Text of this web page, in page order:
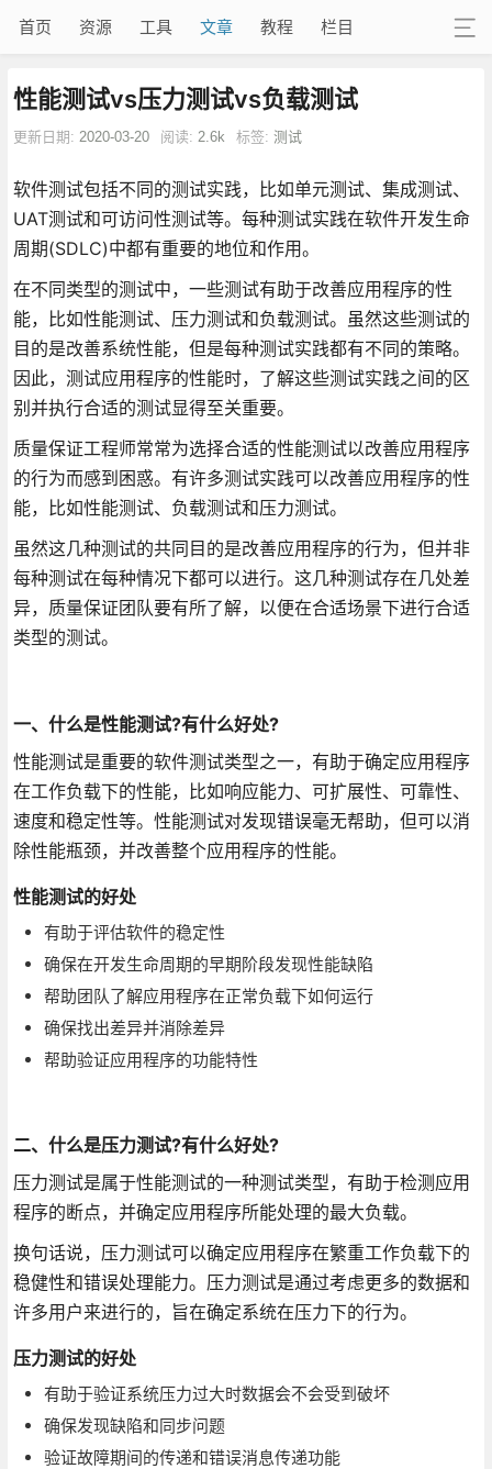
首页 资源 工具 文章 教程 栏目
性能测试vs压力测试vs负载测试
更新日期: 2020-03-20 阅读: 2.6k 标签: 测试
软件测试包括不同的测试实践，比如单元测试、集成测试、
UAT测试和可访问性测试等。每种测试实践在软件开发生命
周期(SDLC)中都有重要的地位和作用。
在不同类型的测试中，一些测试有助于改善应用程序的性
能，比如性能测试、压力测试和负载测试。虽然这些测试的
目的是改善系统性能，但是每种测试实践都有不同的策略。
因此，测试应用程序的性能时，了解这些测试实践之间的区
别并执行合适的测试显得至关重要。
质量保证工程师常常为选择合适的性能测试以改善应用程序
的行为而感到困惑。有许多测试实践可以改善应用程序的性
能，比如性能测试、负载测试和压力测试。
虽然这几种测试的共同目的是改善应用程序的行为，但并非
每种测试在每种情况下都可以进行。这几种测试存在几处差
异，质量保证团队要有所了解，以便在合适场景下进行合适
类型的测试。
一、什么是性能测试?有什么好处?
性能测试是重要的软件测试类型之一，有助于确定应用程序
在工作负载下的性能，比如响应能力、可扩展性、可靠性、
速度和稳定性等。性能测试对发现错误毫无帮助，但可以消
除性能瓶颈，并改善整个应用程序的性能。
性能测试的好处
有助于评估软件的稳定性
确保在开发生命周期的早期阶段发现性能缺陷
帮助团队了解应用程序在正常负载下如何运行
确保找出差异并消除差异
帮助验证应用程序的功能特性
二、什么是压力测试?有什么好处?
压力测试是属于性能测试的一种测试类型，有助于检测应用
程序的断点，并确定应用程序所能处理的最大负载。
换句话说，压力测试可以确定应用程序在繁重工作负载下的
稳健性和错误处理能力。压力测试是通过考虑更多的数据和
许多用户来进行的，旨在确定系统在压力下的行为。
压力测试的好处
有助于验证系统压力过大时数据会不会受到破坏
确保发现缺陷和同步问题
验证故障期间的传递和错误消息传递功能